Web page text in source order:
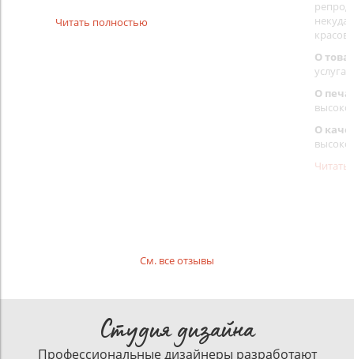
Читать полностью
О
услуга
О
О
Читать
См. все отзывы
Студия дизайна
Профессиональные дизайнеры разработают